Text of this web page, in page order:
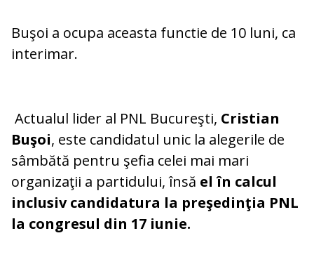
Buşoi a ocupa aceasta functie de 10 luni, ca
interimar.
Actualul lider al PNL Bucureşti, Cristian
Buşoi, este candidatul unic la alegerile de
sâmbătă pentru şefia celei mai mari
organizaţii a partidului, însă el în calcul
inclusiv candidatura la preşedinţia PNL
la congresul din 17 iunie.